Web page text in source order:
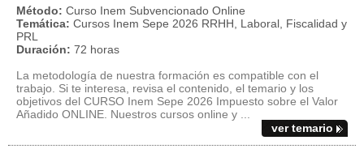
Método: Curso Inem Subvencionado Online
Temática: Cursos Inem Sepe 2026 RRHH, Laboral, Fiscalidad y
PRL
Duración: 72 horas
La metodología de nuestra formación es compatible con el
trabajo. Si te interesa, revisa el contenido, el temario y los
objetivos del CURSO Inem Sepe 2026 Impuesto sobre el Valor
Añadido ONLINE. Nuestros cursos online y ...
ver temario